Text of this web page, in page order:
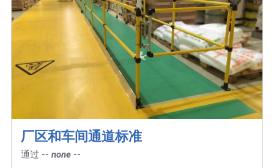
厂区和车间通道标准
通过-- none --